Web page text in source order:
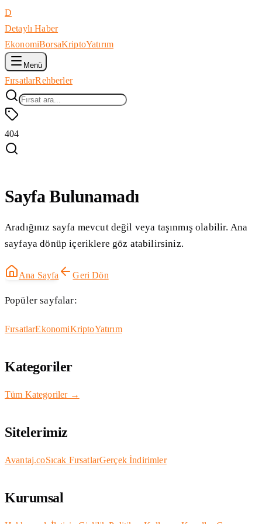
D
Detaylı Haber
EkonomiBorsaKriptoYatırım
Menü
FırsatlarRehberler
404
Sayfa Bulunamadı
Aradığınız sayfa mevcut değil veya taşınmış olabilir. Ana
sayfaya dönüp içeriklere göz atabilirsiniz.
Ana Sayfa Geri Dön
Popüler sayfalar:
FırsatlarEkonomiKriptoYatırım
Kategoriler
Tüm Kategoriler →
Sitelerimiz
Avantaj.coSıcak FırsatlarGerçek İndirimler
Kurumsal